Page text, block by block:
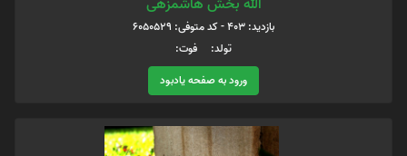
بازدید: 403 - کد متوفی: 6050529
تولد: فوت:
ورود به صفحه یادبود